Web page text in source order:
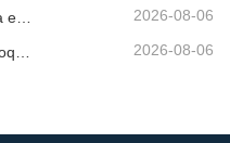
2026-08-06
Fábrica de geomembrana com estoque pronto 2026-08-06